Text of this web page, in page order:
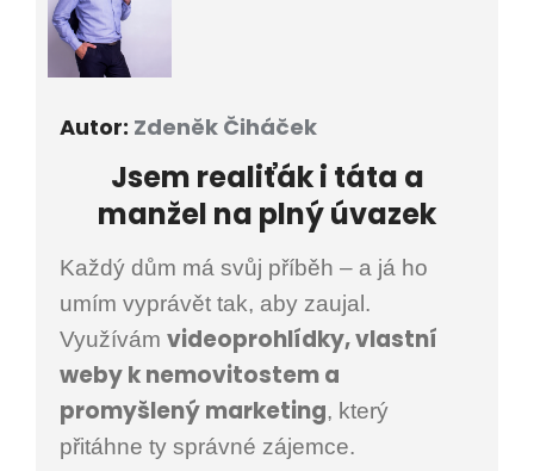
Autor: Zdeněk Čiháček
Jsem realiťák i táta a
manžel na plný úvazek
Každý dům má svůj příběh – a já ho
umím vyprávět tak, aby zaujal.
Využívám videoprohlídky, vlastní
weby k nemovitostem a
promyšlený marketing, který
přitáhne ty správné zájemce.